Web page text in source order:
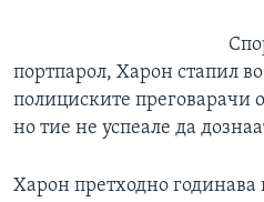
портпарол, Харон стапил
полициските преговарачи
но тие не успеале да
Харон претходно годинава